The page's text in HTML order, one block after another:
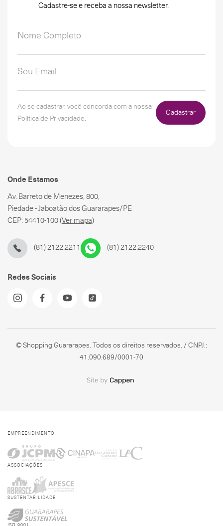
Cadastre-se e receba a nossa newsletter.
Ao se cadastrar, você concorda com a nossa
Política de Privacidade.
Cadastrar
Onde Estamos
Av. Barreto de Menezes, 800,
Piedade - Jaboatão dos Guararapes/PE
CEP: 54410-100(Ver mapa)
Redes Sociais
(81) 2122.2211 (81) 2122.2240
© Shopping Guararapes. Todos os direitos reservados. / CNPJ.:
41.090.689/0001-70
EMPREENDIMENTO
ASSOCIAÇÕES
SUSTENTABILIDADE